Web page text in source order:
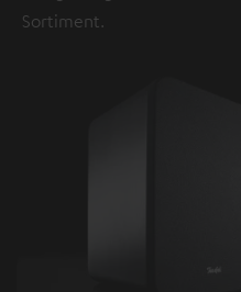
Sortiment.